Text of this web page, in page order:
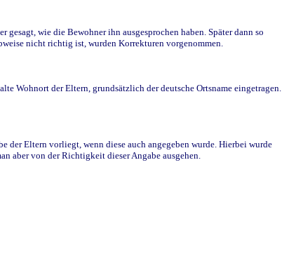
wie die Bewohner ihn ausgesprochen haben. Später dann so
nicht richtig ist, wurden Korrekturen vorgenommen.
Wohnort der Eltern, grundsätzlich der deutsche Ortsname eingetragen.
der Eltern vorliegt, wenn diese auch angegeben wurde. Hierbei wurde
aber von der Richtigkeit dieser Angabe ausgehen.